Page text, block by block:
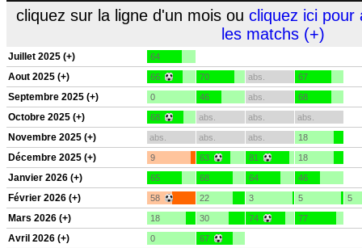
cliquez sur la ligne d'un mois ou cliquez ici pour
les matchs (+)
Juillet 2025 (+) 64
Aout 2025 (+) 66 70 abs. 67
Septembre 2025 (+) 0 46 abs. 68
Octobre 2025 (+) 68 abs. abs. abs.
Novembre 2025 (+) abs. abs. abs. 18
Décembre 2025 (+) 9 63 81 18
Janvier 2026 (+) 65 68 64 46
Février 2026 (+) 58 22 3 5 5
Mars 2026 (+) 18 30 74 77
Avril 2026 (+) 0 67